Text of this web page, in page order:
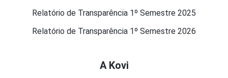
Relatório de Transparência 1º Semestre 2025
Relatório de Transparência 1º Semestre 2026
A Kovi